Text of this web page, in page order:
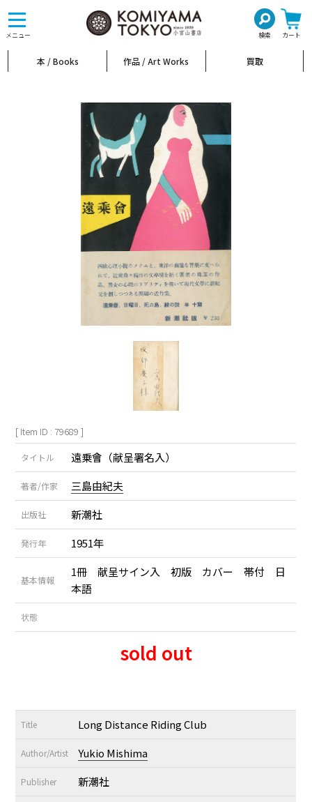
メニュー 検索 カート
toggle
navigation
本 / Books 作品 / Art Works 買取
[ Item ID : 79689 ]
タイトル 遠乗會（献呈署名入）
著者/作家 三島由紀夫
出版社 新潮社
発行年 1951年
基本情報
1冊 献呈サイン入 初版 カバー 帯付 日
本語
状態
sold out
Title Long Distance Riding Club
Author/Artist Yukio Mishima
Publisher 新潮社